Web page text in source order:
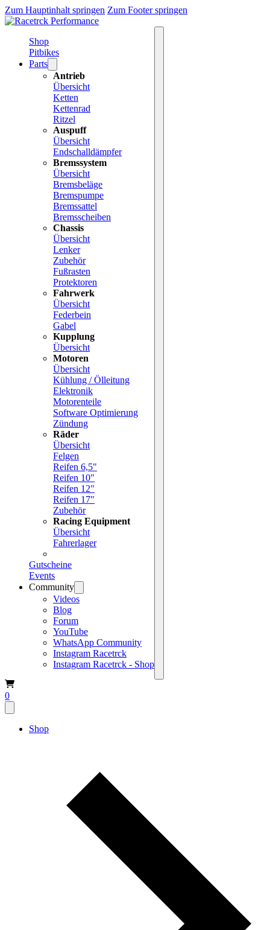
Zum Hauptinhalt springen Zum Footer springen
Shop
Pitbikes
Parts
Antrieb
Übersicht
Ketten
Kettenrad
Ritzel
Auspuff
Übersicht
Endschalldämpfer
Bremssystem
Übersicht
Bremsbeläge
Bremspumpe
Bremssattel
Bremsscheiben
Chassis
Übersicht
Lenker
Zubehör
Fußrasten
Protektoren
Fahrwerk
Übersicht
Federbein
Gabel
Kupplung
Übersicht
Motoren
Übersicht
Kühlung / Ölleitung
Elektronik
Motorenteile
Software Optimierung
Zündung
Räder
Übersicht
Felgen
Reifen 6,5"
Reifen 10"
Reifen 12"
Reifen 17"
Zubehör
Racing Equipment
Übersicht
Fahrerlager
Gutscheine
Events
Community
Videos
Blog
Forum
YouTube
WhatsApp Community
Instagram Racetrck
Instagram Racetrck - Shop
0
Shop